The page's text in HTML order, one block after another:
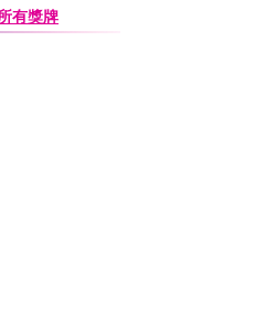
有獎牌